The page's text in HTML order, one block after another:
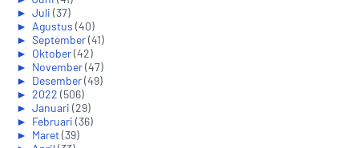
► Juli (37)
► Agustus (40)
► September(41)
► Oktober(42)
► November(47)
► Desember(49)
► 2022 (506)
► Januari (29)
► Februari (36)
► Maret(39)